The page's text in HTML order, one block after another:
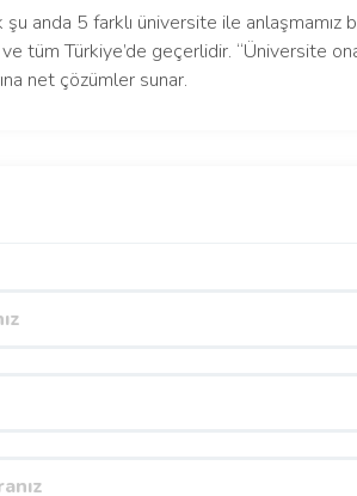
anda 5 farklı üniversite ile anlaşmamız
ve tüm Türkiye’de geçerlidir. “Üniversite
net çözümler sunar.